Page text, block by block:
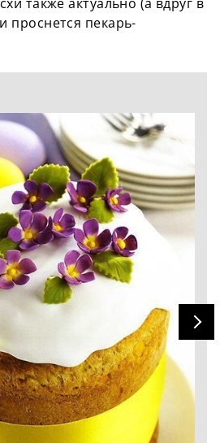
проснется пекарь-